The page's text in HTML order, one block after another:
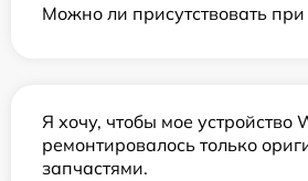
Можно ли присутствовать при
Я хочу, чтобы мое устройство
ремонтировалось только
запчастями.